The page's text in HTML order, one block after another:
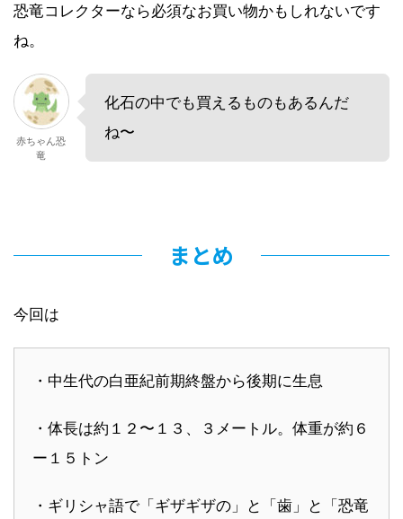
恐竜コレクターなら必須なお買い物かもしれないです
ね。
赤ちゃん恐
竜
化石の中でも買えるものもあるんだ
ね〜
まとめ
今回は
・中生代の白亜紀前期終盤から後期に生息
・体長は約１２〜１３、３メートル。体重が約６
ー１５トン
・ギリシャ語で「ギザギザの」と「歯」と「恐竜